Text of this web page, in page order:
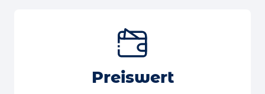
Jahre fahren möchtest.
Flexible monatliche Kilometer
Ob Wenigfahrer mit 350 Kilometer pro
Monat, oder Vielfahrer mit 3’250 Kilometern
Preiswert